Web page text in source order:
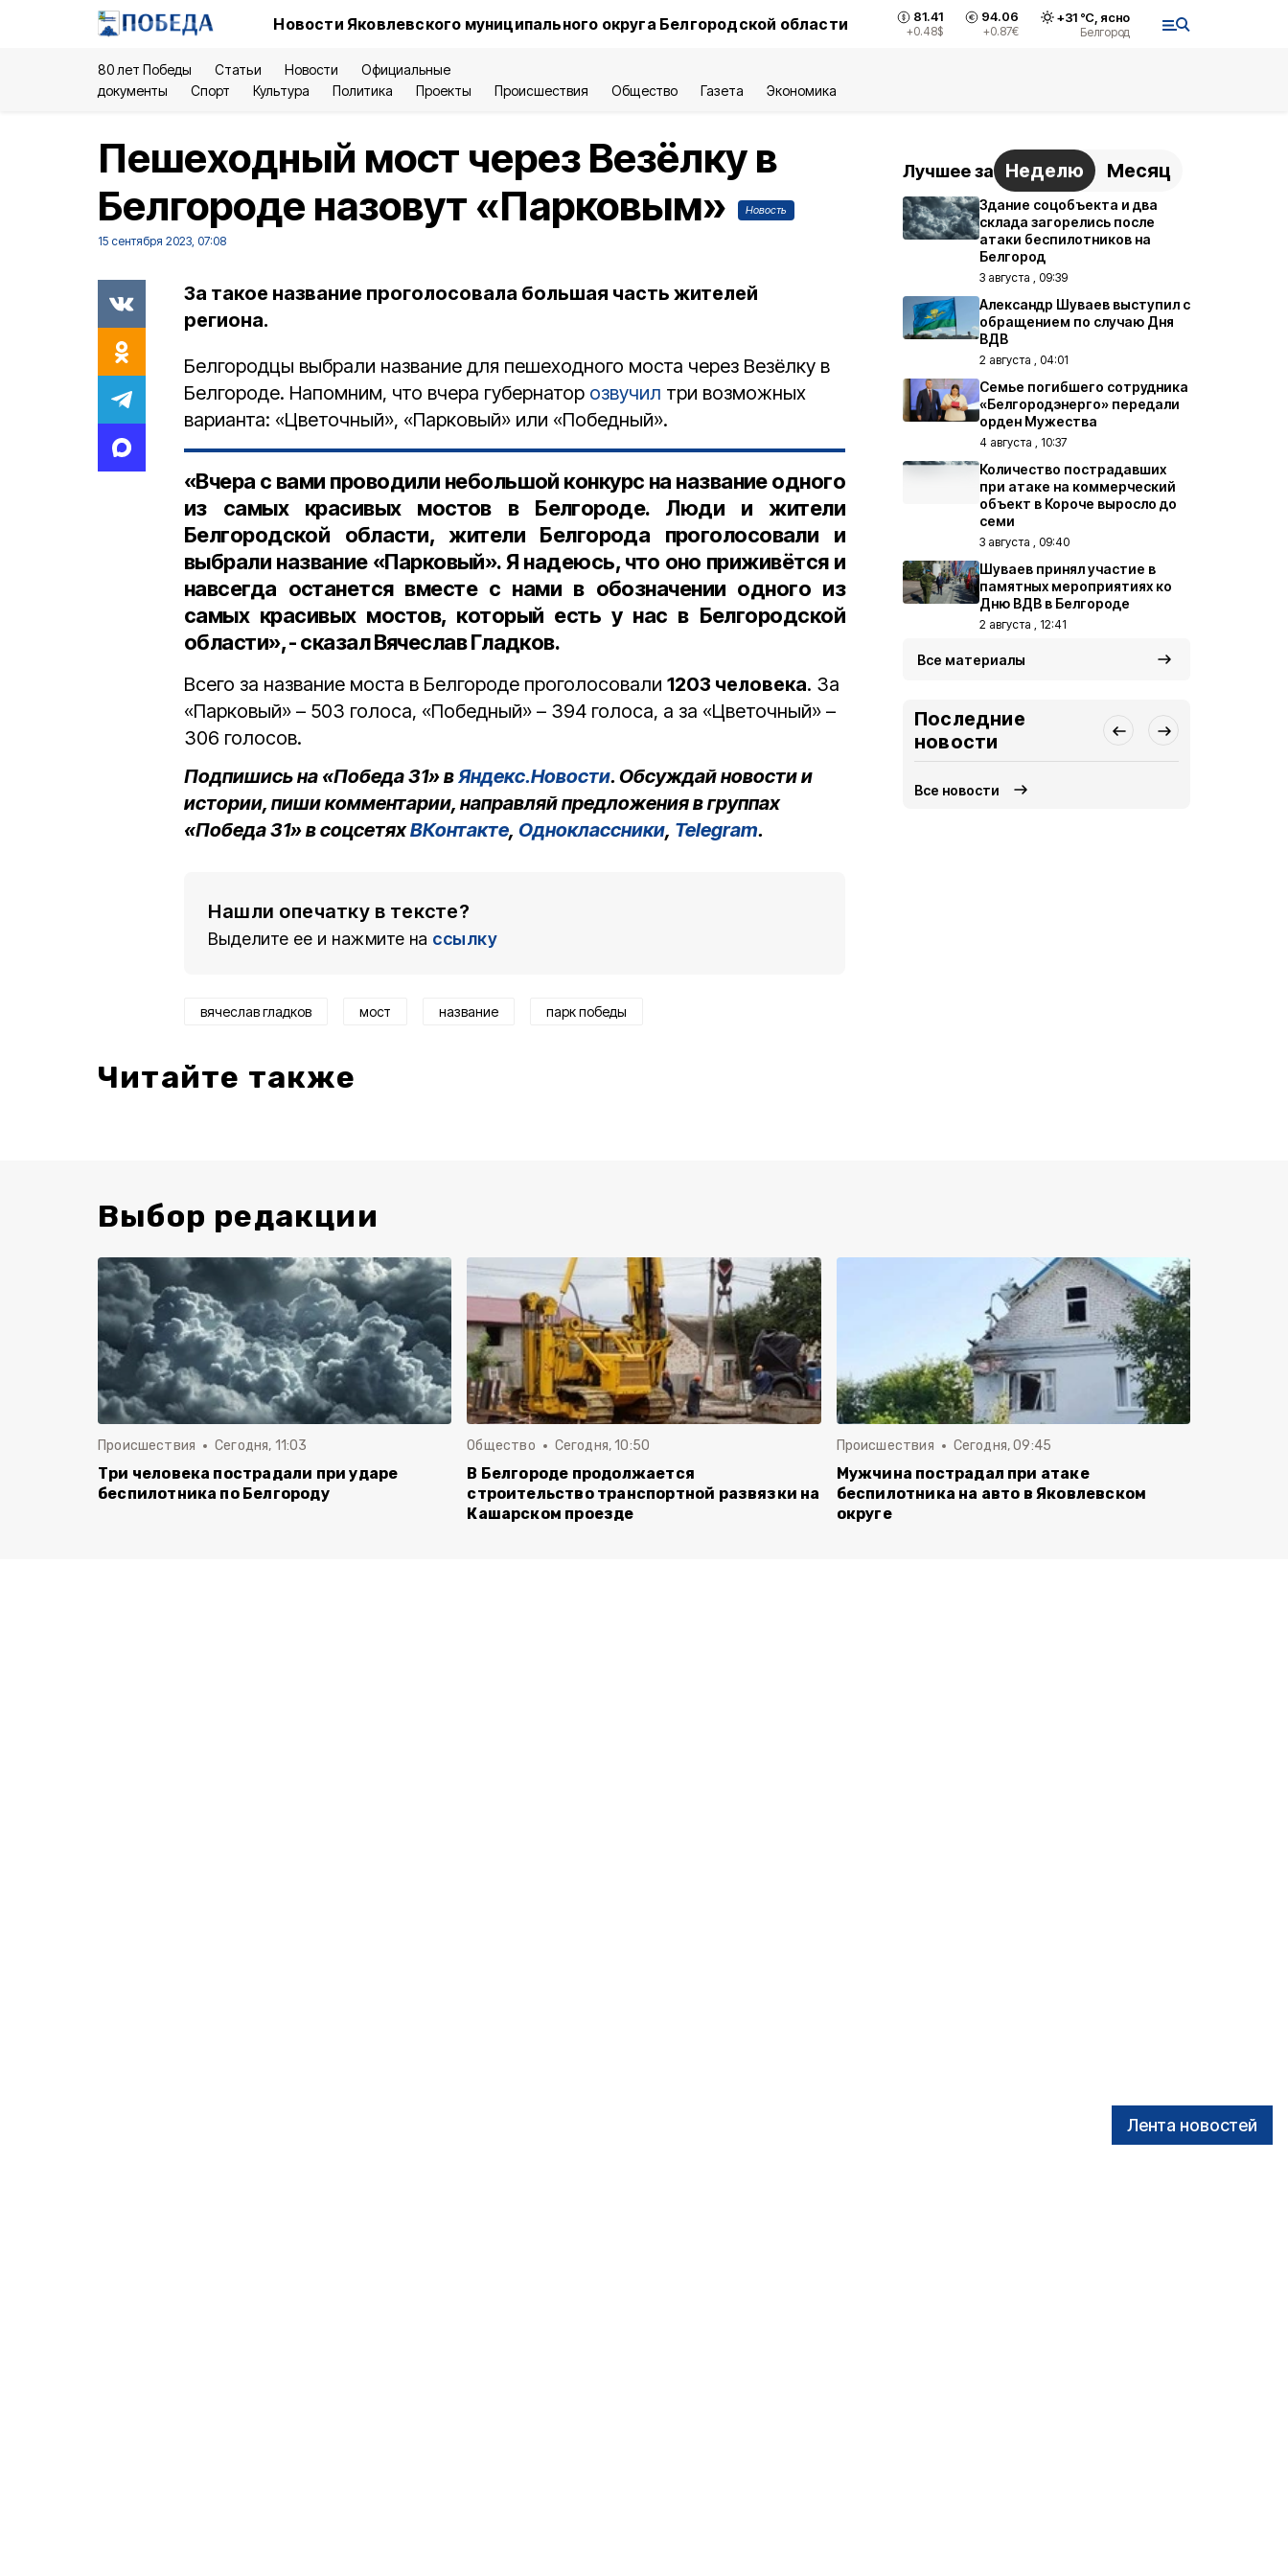
Новости Яковлевского муниципального округа Белгородской области 81.41
+0.48$
94.06
+0.87€
+31°С, ясно
Белгород
80 лет Победы Статьи Новости
Официальные
документы
Спорт Культура Политика Проекты Происшествия Общество Газета Экономика
Лента новостей
Пешеходный мост через Везёлку в
Белгороде назовут «Парковым»
Новость
15 сентября 2023, 07:08
За такое название проголосовала большая часть жителей
региона.
Белгородцы выбрали название для пешеходного моста через Везёлку в
Белгороде. Напомним, что вчера губернатор озвучил три возможных
варианта: «Цветочный», «Парковый» или «Победный».
«Вчера с вами проводили небольшой конкурс на название одного
из самых красивых мостов в Белгороде. Люди и жители
Белгородской области, жители Белгорода проголосовали и
выбрали название «Парковый». Я надеюсь, что оно приживётся и
навсегда останется вместе с нами в обозначении одного из
самых красивых мостов, который есть у нас в Белгородской
области», - сказал Вячеслав Гладков.
Всего за название моста в Белгороде проголосовали 1203 человека. За
«Парковый» – 503 голоса, «Победный» – 394 голоса, а за «Цветочный» –
306 голосов.
Подпишись на «Победа 31» вЯндекс.Новости. Обсуждай новости и
истории, пиши комментарии, направляй предложения в группах
«Победа 31» в соцсетяхВКонтакте, Одноклассники, Telegram.
Нашли опечатку в тексте?
Выделите ее и нажмите на ссылку
вячеслав гладков мост название парк победы
Читайте также
Лучшее за Неделю Месяц
Здание соцобъекта и два
склада загорелись после
атаки беспилотников на
Белгород
3 августа , 09:39
Александр Шуваев выступил с
обращением по случаю Дня
ВДВ
2 августа , 04:01
Семье погибшего сотрудника
«Белгородэнерго» передали
орден Мужества
4 августа , 10:37
Количество пострадавших
при атаке на коммерческий
объект в Короче выросло до
семи
3 августа , 09:40
Шуваев принял участие в
памятных мероприятиях ко
Дню ВДВ в Белгороде
2 августа , 12:41
Все материалы
Последние
новости
Все новости
Выбор редакции
Происшествия Сегодня, 11:03
Три человека пострадали при ударе
беспилотника по Белгороду
Общество Сегодня, 10:50
В Белгороде продолжается
строительство транспортной развязки на
Кашарском проезде
Происшествия Сегодня, 09:45
Мужчина пострадал при атаке
беспилотника на авто в Яковлевском
округе